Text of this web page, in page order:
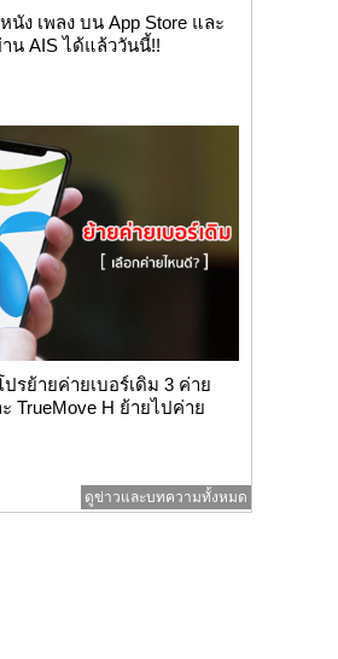
นัง เพลง บน App Store และ
าน AIS ได้แล้ววันนี้!!
ปรย้ายค่ายเบอร์เดิม 3 ค่าย
TrueMove H ย้ายไปค่าย
ดูข่าวและบทความทั้งหมด